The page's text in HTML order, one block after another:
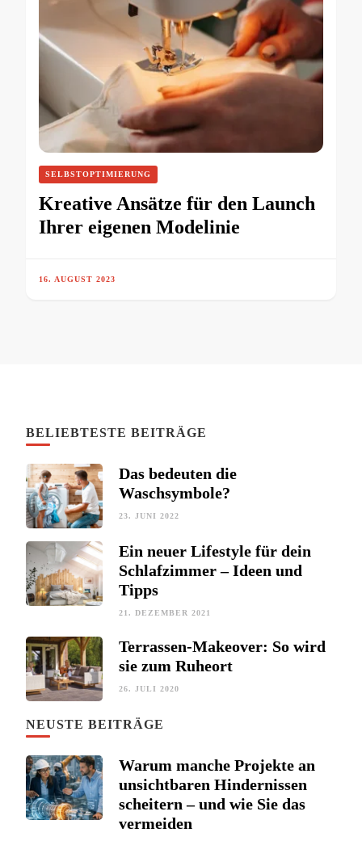
SELBSTOPTIMIERUNG
Kreative Ansätze für den Launch
Ihrer eigenen Modelinie
16. AUGUST 2023
BELIEBTESTE BEITRÄGE
Das bedeuten die
Waschsymbole?
23. JUNI 2022
Ein neuer Lifestyle für dein
Schlafzimmer – Ideen und
Tipps
21. DEZEMBER 2021
Terrassen-Makeover: So wird
sie zum Ruheort
26. JULI 2020
NEUSTE BEITRÄGE
Warum manche Projekte an
unsichtbaren Hindernissen
scheitern – und wie Sie das
vermeiden